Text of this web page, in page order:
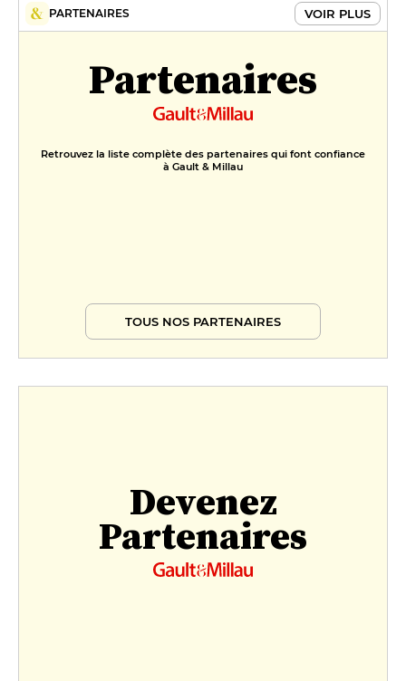
PARTENAIRES VOIR PLUS
Partenaires
Retrouvez la liste complète des partenaires qui font confiance
à Gault & Millau
TOUS NOS PARTENAIRES
Devenez
Partenaires